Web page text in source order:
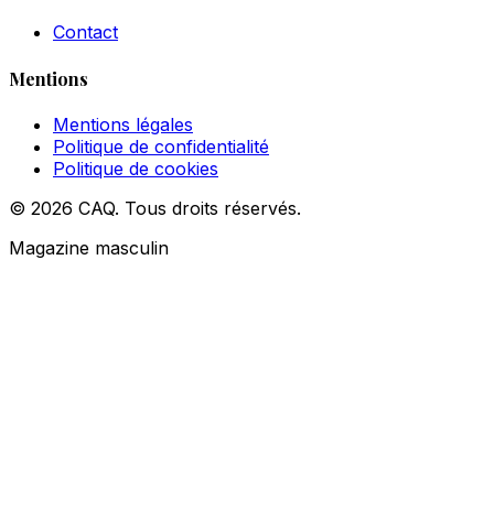
Contact
Mentions
Mentions légales
Politique de confidentialité
Politique de cookies
© 2026 CAQ. Tous droits réservés.
Magazine masculin